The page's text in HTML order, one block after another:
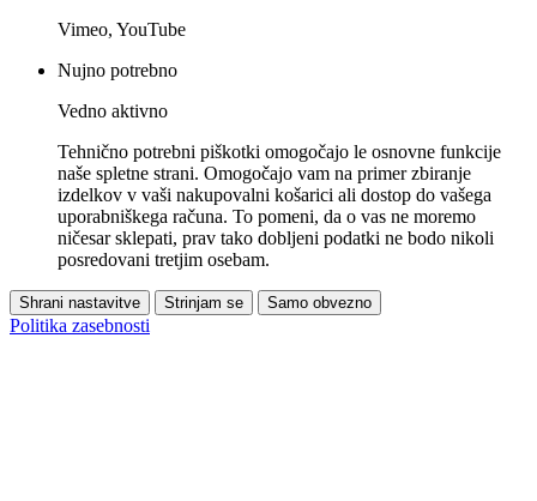
Vimeo, YouTube
Nujno potrebno
Vedno aktivno
Tehnično potrebni piškotki omogočajo le osnovne funkcije
naše spletne strani. Omogočajo vam na primer zbiranje
izdelkov v vaši nakupovalni košarici ali dostop do vašega
uporabniškega računa. To pomeni, da o vas ne moremo
ničesar sklepati, prav tako dobljeni podatki ne bodo nikoli
posredovani tretjim osebam.
Shrani nastavitve Strinjam se Samo obvezno
Politika zasebnosti